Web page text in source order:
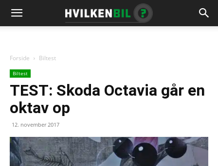
Forside Biltest
Biltest
TEST: Skoda Octavia går en
oktav op
12. november 2017